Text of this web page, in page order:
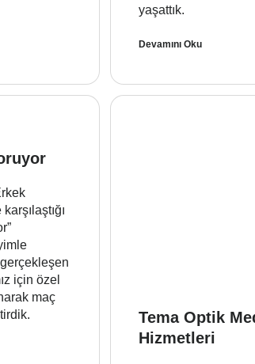
yaşattık.
Devamını Oku
için özel
maç
Tema Optik
Hizmetleri